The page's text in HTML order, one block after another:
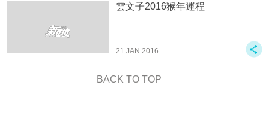
雲文子2016猴年運程
21 JAN 2016
BACK TO TOP